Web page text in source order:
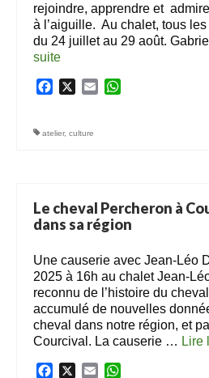
rejoindre, apprendre et
à l’aiguille. Au chalet, tous
du 24 juillet au 29 août.
suite­­
FacebookEmail
atelier, culture
Le cheval Percheron à
dans sa région
Une causerie avec Jean-Léo
2025 à 16h au chalet Jean-
reconnu de l’histoire du
accumulé de nouvelles
cheval dans notre région, et
Courcival. La causerie … Lire
FacebookEmail